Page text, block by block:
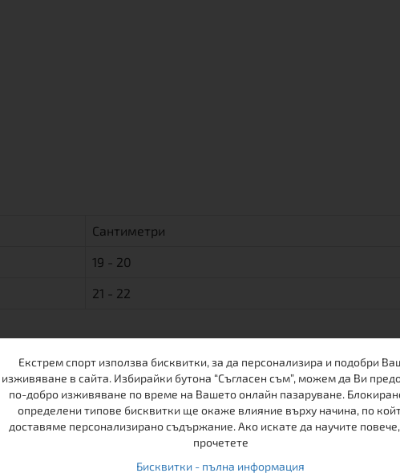
Сантиметри
19 - 20
21 - 22
Екстрем спорт използва бисквитки, за да персонализира и подобри
изживяване в сайта. Избирайки бутона “Съгласен съм”, можем да Ви
по-добро изживяване по време на Вашето онлайн пазаруване.
определени типове бисквитки ще окаже влияние върху начина, по
доставяме персонализирано съдържание. Ако искате да научите
прочетете
Бисквитки - пълна информация